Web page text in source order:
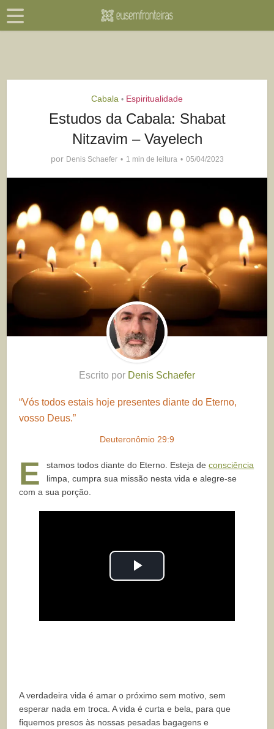
Cabala • Espiritualidade
Estudos da Cabala: Shabat
Nitzavim – Vayelech
por Denis Schaefer 1 min de leitura 05/04/2023
Escrito por Denis Schaefer
“Vós todos estais hoje presentes diante do Eterno,
vosso Deus.”
Deuteronômio 29:9
E stamos todos diante do Eterno. Esteja deconsciência
limpa, cumpra sua missão nesta vida e alegre-se
com a sua porção.
Play
A verdadeira vida é amar o próximo sem motivo, sem
esperar nada em troca. A vida é curta e bela, para que
fiquemos presos às nossas pesadas bagagens e